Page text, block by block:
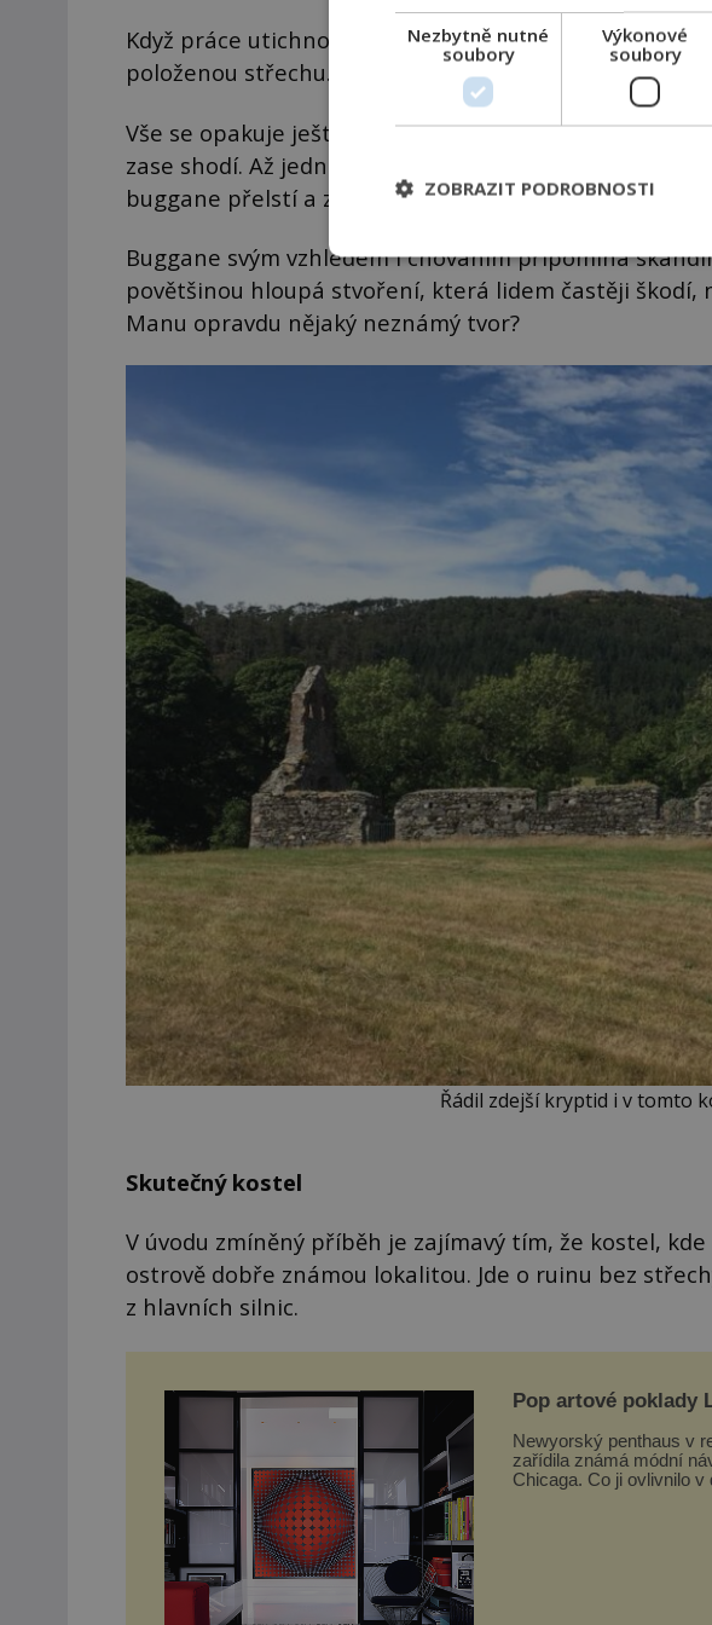
Když práce utichnou a na kraj padne tma, připlíží se
položenou střechu.
Vše se opakuje ještě několikrát: Lidé vždy položí
zase shodí. Až jednou v kostele zůstane mladý krejčí
buggane přelstí a zahubí.
Buggane svým vzhledem i chováním připomíná
povětšinou hloupá stvoření, která lidem častěji škodí,
Manu opravdu nějaký neznámý tvor?
Řádil zdejší kryptid i v tomto
Skutečný kostel
V úvodu zmíněný příběh je zajímavý tím, že kostel,
ostrově dobře známou lokalitou. Jde o ruinu bez
z hlavních silnic.
Pop artové poklady
Newyorský penthaus v
zařídila známá módní
Chicaga. Co ji ovlivnilo
Nezbytně nutné
soubory
Výkonové
soubory
ZOBRAZIT PODROBNOSTI